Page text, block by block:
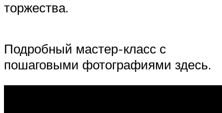
торжества.
Подробный мастер-класс с
пошаговыми фотографиями здесь.